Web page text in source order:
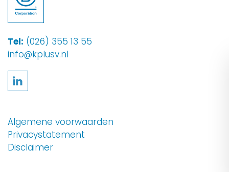
Tel: (026) 355 13 55
info@kplusv.nl
Algemene voorwaarden
Privacystatement
Disclaimer